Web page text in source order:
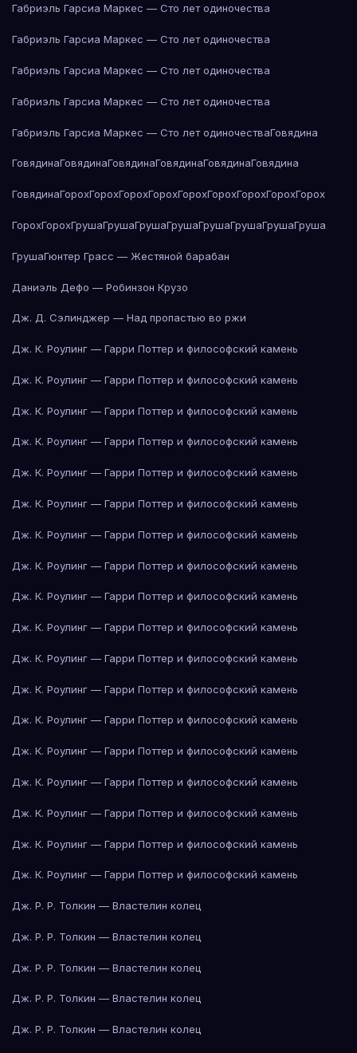
Габриэль Гарсиа Маркес — Сто лет одиночества
Габриэль Гарсиа Маркес — Сто лет одиночества
Габриэль Гарсиа Маркес — Сто лет одиночества
Габриэль Гарсиа Маркес — Сто лет одиночества
Габриэль Гарсиа Маркес — Сто лет одиночестваГовядина
ГовядинаГовядинаГовядинаГовядинаГовядинаГовядина
ГовядинаГорохГорохГорохГорохГорохГорохГорохГорохГорох
ГорохГорохГрушаГрушаГрушаГрушаГрушаГрушаГрушаГруша
ГрушаГюнтер Грасс — Жестяной барабан
Даниэль Дефо — Робинзон Крузо
Дж. Д. Сэлинджер — Над пропастью во ржи
Дж. К. Роулинг — Гарри Поттер и философский камень
Дж. К. Роулинг — Гарри Поттер и философский камень
Дж. К. Роулинг — Гарри Поттер и философский камень
Дж. К. Роулинг — Гарри Поттер и философский камень
Дж. К. Роулинг — Гарри Поттер и философский камень
Дж. К. Роулинг — Гарри Поттер и философский камень
Дж. К. Роулинг — Гарри Поттер и философский камень
Дж. К. Роулинг — Гарри Поттер и философский камень
Дж. К. Роулинг — Гарри Поттер и философский камень
Дж. К. Роулинг — Гарри Поттер и философский камень
Дж. К. Роулинг — Гарри Поттер и философский камень
Дж. К. Роулинг — Гарри Поттер и философский камень
Дж. К. Роулинг — Гарри Поттер и философский камень
Дж. К. Роулинг — Гарри Поттер и философский камень
Дж. К. Роулинг — Гарри Поттер и философский камень
Дж. К. Роулинг — Гарри Поттер и философский камень
Дж. К. Роулинг — Гарри Поттер и философский камень
Дж. К. Роулинг — Гарри Поттер и философский камень
Дж. Р. Р. Толкин — Властелин колец
Дж. Р. Р. Толкин — Властелин колец
Дж. Р. Р. Толкин — Властелин колец
Дж. Р. Р. Толкин — Властелин колец
Дж. Р. Р. Толкин — Властелин колец